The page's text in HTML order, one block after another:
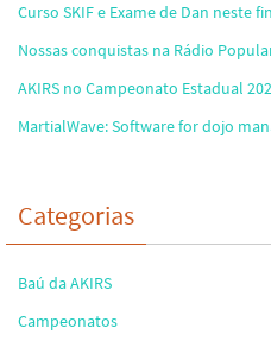
Curso SKIF e Exame de Dan neste
Nossas conquistas na Rádio
AKIRS no Campeonato Estadual
MartialWave: Software for dojo
Categorias
Baú da AKIRS
Campeonatos